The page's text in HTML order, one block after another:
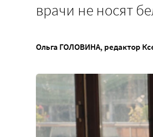
врачи не носят
Ольга ГОЛОВИНА, редактор